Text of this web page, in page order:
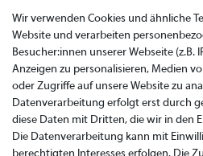
Wir verwenden Cookies und ähnliche
Website und verarbeiten
Besucher:innen unserer Webseite (z.B.
Anzeigen zu personalisieren, Medien
oder Zugriffe auf unsere Website zu
Datenverarbeitung erfolgt erst durch
diese Daten mit Dritten, die wir in den
Die Datenverarbeitung kann mit